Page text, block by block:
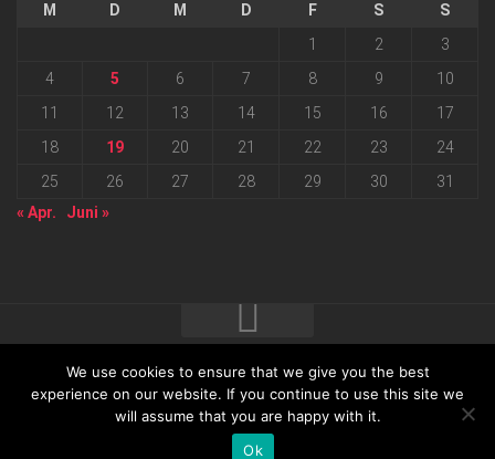
M D M D F S
S
1
2
3
4
5 6 7 8 9
10
11
12 13 14 15 16
17
18
19 20 21 22 23
24
25
26 27 28 29 30
31
« Apr.
Juni »
2026 progressmedia Verlag & Werbeagentur GmbH • Bautzner
Landstraße 62 • 01324 Dresden
We use cookies to ensure that we give you the best
experience on our website. If you continue to use this site we
will assume that you are happy with it.
Ok